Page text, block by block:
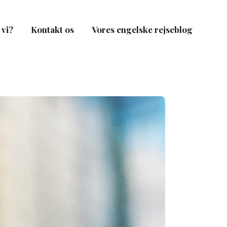
Kontakt os Vores engelske rejseblog